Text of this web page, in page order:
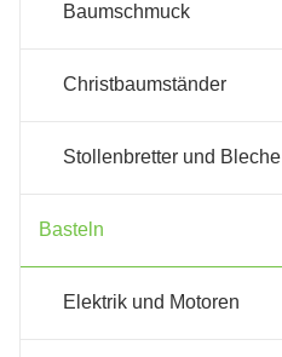
Baumschmuck
Christbaumständer
Stollenbretter und Bleche
Basteln
Elektrik und Motoren